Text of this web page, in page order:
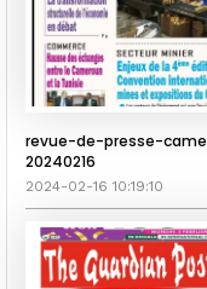
revue-de-presse-
20240216
2024-02-16 10:19:10